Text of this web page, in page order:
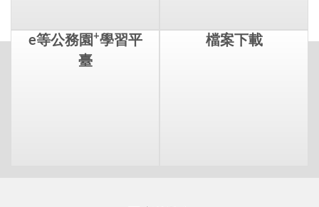
e等公務園 +學習平
臺
檔案下載